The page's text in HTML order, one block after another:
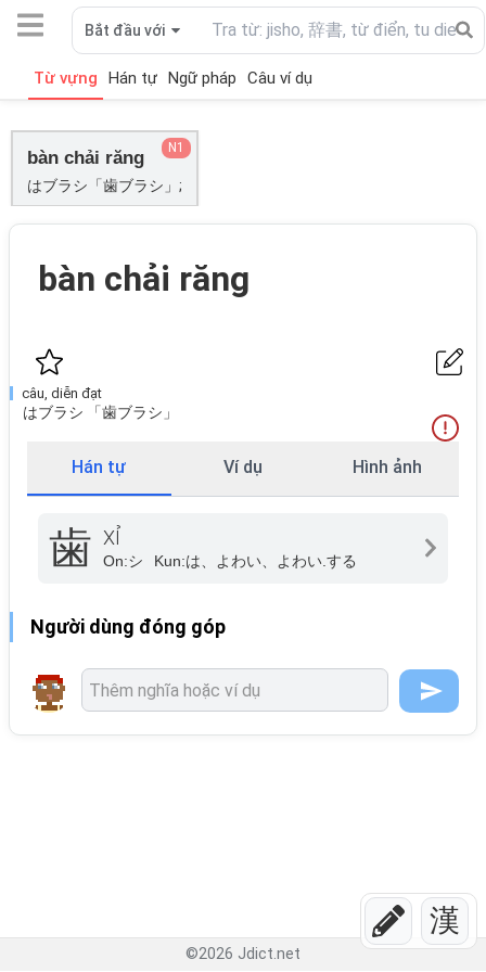
漢
Bắt đầu với
Từ vựng Hán tự Ngữ pháp Câu ví dụ
bàn chải răng
はブラシ「歯ブラシ」;
N1
bàn chải răng
câu, diễn đạt
はブラシ 「歯ブラシ」
Hán tự Ví dụ Hình ảnh
歯 XỈ
On:シ Kun:は、よわい、よわい.する
Người dùng đóng góp
©2026 Jdict.net